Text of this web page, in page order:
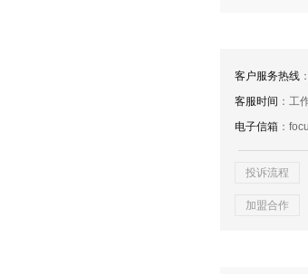
客户服务热线
客服时间 ：工
电子信箱 ：
投诉流程
加盟合作